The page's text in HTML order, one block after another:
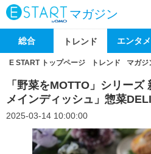
マガジン
総合 トレンド エンタメ
E START トップページ トレンド マガジ
「野菜をMOTTO」シリー
メインディッシュ」惣菜
2025-03-14 10:00:00